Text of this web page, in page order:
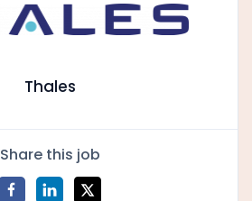
Thales
Share this job